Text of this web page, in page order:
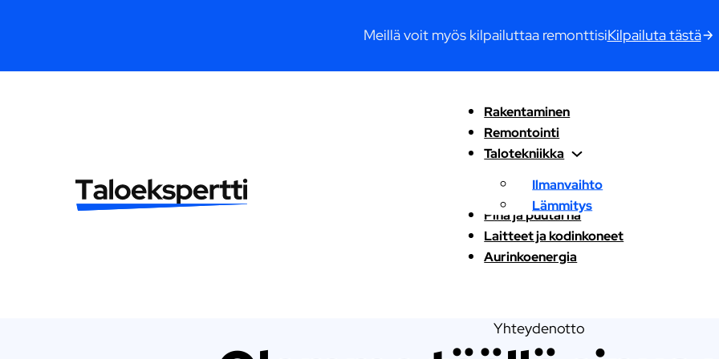
Meillä voit myös kilpailuttaa remonttisiKilpailuta tästä
Rakentaminen
Remontointi
Talotekniikka
Ilmanvaihto
Lämmitys
Piha ja puutarha
Laitteet ja kodinkoneet
Aurinkoenergia
Yhteydenotto